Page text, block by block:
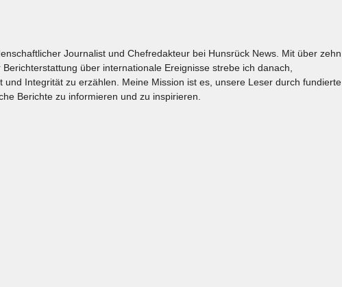
Journalist und Chefredakteur bei Hunsrück News. Mit über zehn
über internationale Ereignisse strebe ich danach,
und Integrität zu erzählen. Meine Mission ist es, unsere Leser durch fundierte
Berichte zu informieren und zu inspirieren.